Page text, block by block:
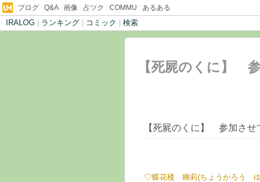
ブログ Q&A| 画像 占ツク COMMU あるある
IRALOG ランキング コミック 検索
【死屍のくに】
だきました - 幽霊
屋
【死屍のくに】 参加させ
♡蝶花楼 幽莉(ちょうかろう